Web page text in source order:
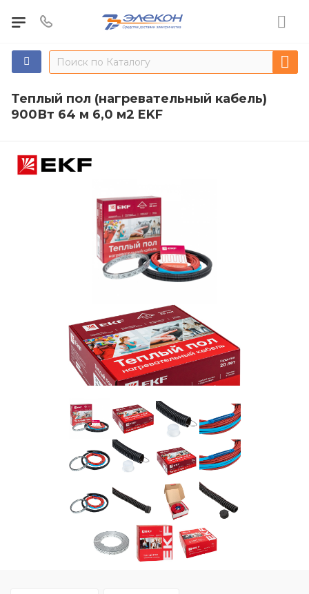
Теплый пол (нагревательный кабель)
900Вт 64 м 6,0 м2 EKF